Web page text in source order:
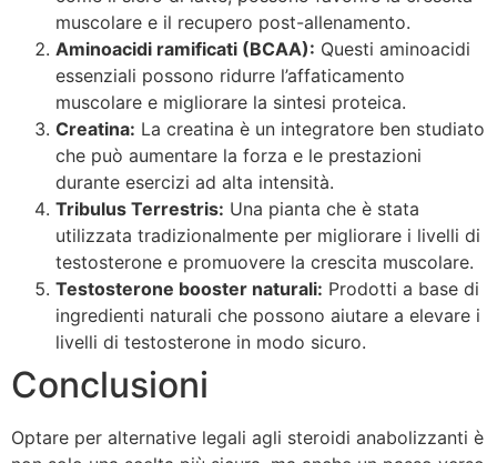
muscolare e il recupero post-allenamento.
Aminoacidi ramificati (BCAA): Questi aminoacidi
essenziali possono ridurre l’affaticamento
muscolare e migliorare la sintesi proteica.
Creatina: La creatina è un integratore ben studiato
che può aumentare la forza e le prestazioni
durante esercizi ad alta intensità.
Tribulus Terrestris: Una pianta che è stata
utilizzata tradizionalmente per migliorare i livelli di
testosterone e promuovere la crescita muscolare.
Testosterone booster naturali: Prodotti a base di
ingredienti naturali che possono aiutare a elevare i
livelli di testosterone in modo sicuro.
Conclusioni
Optare per alternative legali agli steroidi anabolizzanti è